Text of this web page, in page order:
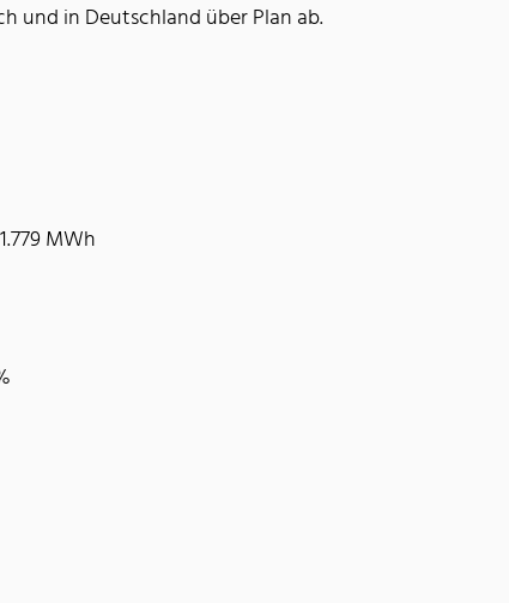
und in Deutschland über Plan ab.
MWh